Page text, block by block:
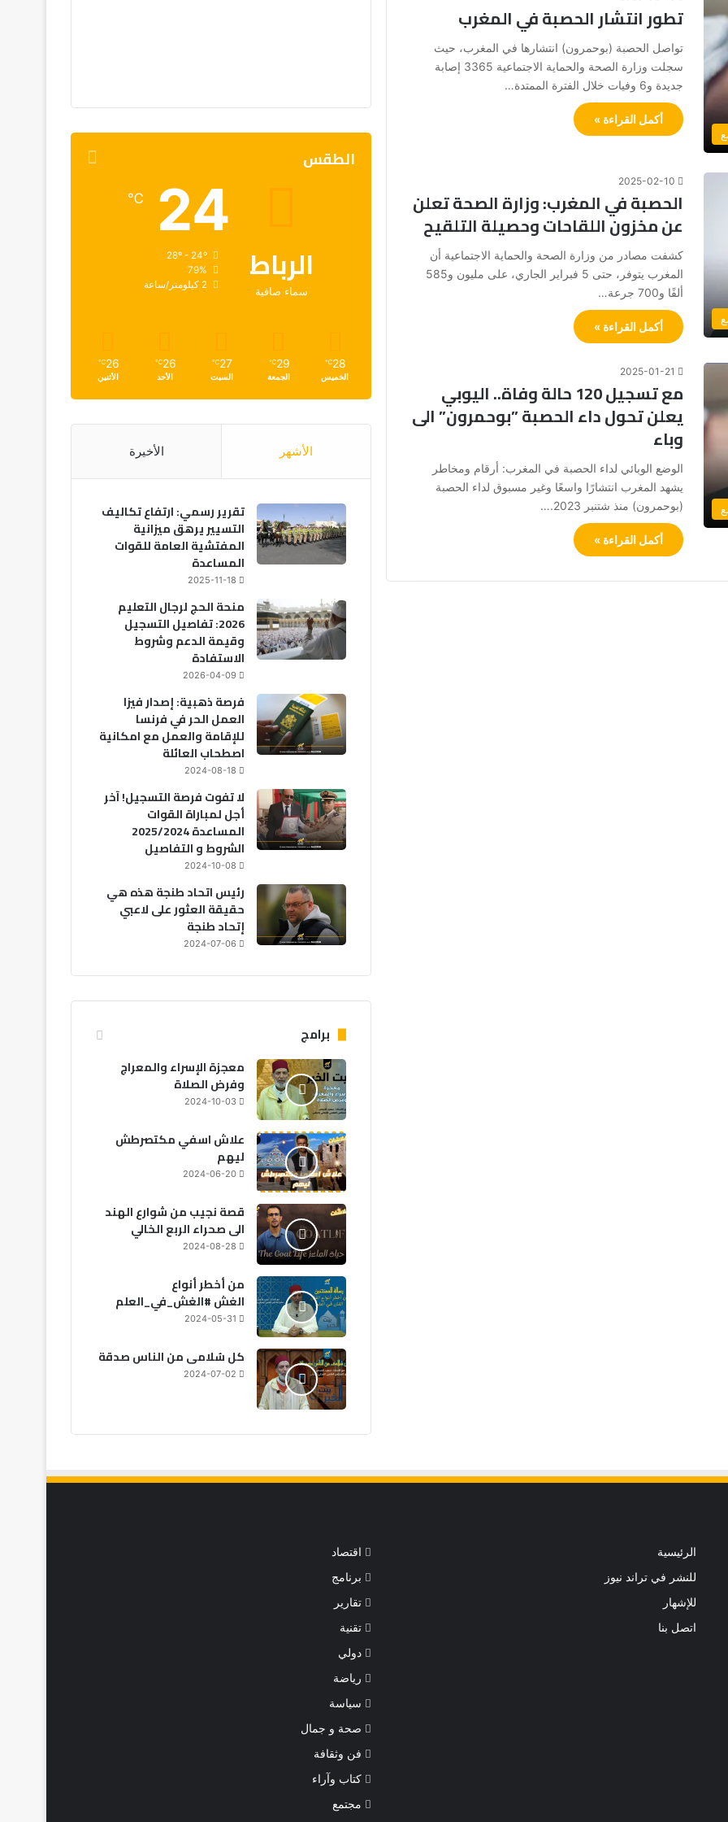
تطور انتشار الحصبة في المغرب
تواصل الحصبة (بوحمرون) انتشارها في المغرب، حيث
سجلت وزارة الصحة والحماية الاجتماعية 3365 إصابة
جديدة و6 وفيات خلال الفترة الممتدة…
أكمل القراءة »
2025-02-10
الحصبة في المغرب: وزارة الصحة تعلن
عن مخزون اللقاحات وحصيلة التلقيح
كشفت مصادر من وزارة الصحة والحماية الاجتماعية أن
المغرب يتوفر، حتى 5 فبراير الجاري، على مليون و585
ألفًا و700 جرعة…
أكمل القراءة »
2025-01-21
مع تسجيل 120 حالة وفاة.. اليوبي
يعلن تحول داء الحصبة ”بوحمرون” الى
وباء
الوضع الوبائي لداء الحصبة في المغرب: أرقام ومخاطر
يشهد المغرب انتشارًا واسعًا وغير مسبوق لداء الحصبة
(بوحمرون) منذ شتنبر 2023.…
أكمل القراءة »
الطقس
الرباط
سماء صافية
24
℃
79%
2 كيلومتر/ساعة
28
℃
الخميس
29
℃
الجمعة
27
℃
السبت
26
℃
الأحد
26
℃
الأثنين
الأشهر الأخيرة
تقرير رسمي: ارتفاع تكاليف
التسيير يرهق ميزانية
المفتشية العامة للقوات
المساعدة
2025-11-18
منحة الحج لرجال التعليم
2026: تفاصيل التسجيل
وقيمة الدعم وشروط
الاستفادة
2026-04-09
فرصة ذهبية: إصدار فيزا
العمل الحر في فرنسا
للإقامة والعمل مع امكانية
اصطحاب العائلة
2024-08-18
لا تفوت فرصة التسجيل! آخر
أجل لمباراة القوات
المساعدة 2025/2024
الشروط و التفاصيل
2024-10-08
رئيس اتحاد طنجة هذه هي
حقيقة العثور على لاعبي
إتحاد طنجة
2024-07-06
برامج
معجزة الإسراء والمعراج
وفرض الصلاة
2024-10-03
علاش اسفي مكتصرطش
ليهم
2024-06-20
قصة نجيب من شوارع الهند
الى صحراء الربع الخالي
2024-08-28
من أخطر أنواع
الغش #الغش_في_العلم
2024-05-31
كل سُلامى من الناس صدقة
2024-07-02
الرئيسية
للنشر في تراند نيوز
للإشهار
اتصل بنا
اقتصاد
برنامج
تقارير
تقنية
دولي
رياضة
سياسة
صحة و جمال
فن وثقافة
كتاب وآراء
مجتمع